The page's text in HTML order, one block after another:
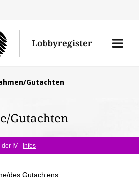
Lobbyregister
Menü
Gutachten
Gutachten
der IV - Infos
des Gutachtens